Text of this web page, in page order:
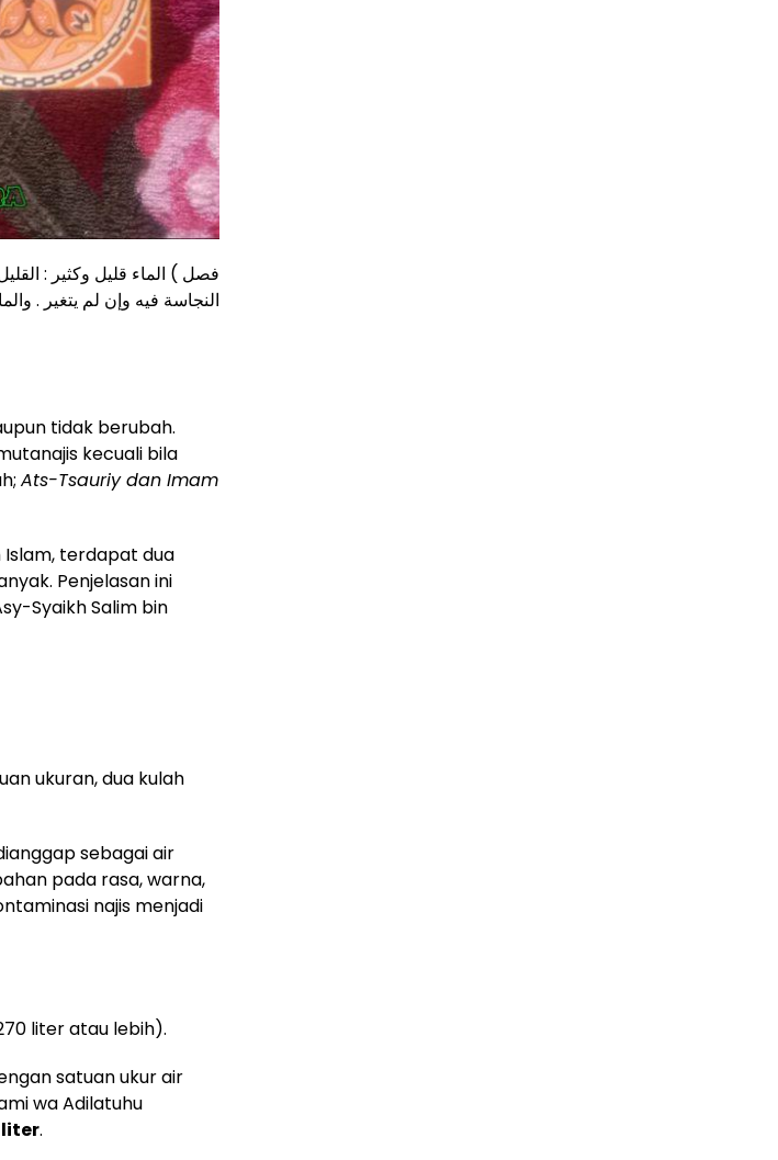
فصل ) الماء قليل وكثير :
النجاسة فيه وإن لم يتغير .
tidak berubah.
kecuali bila
Ats-Tsauriy dan Imam
terdapat dua
Penjelasan ini
Syaikh Salim bin
ukuran, dua kulah
sebagai air
pada rasa, warna,
najis menjadi
liter atau lebih).
satuan ukur air
wa Adilatuhu
liter.